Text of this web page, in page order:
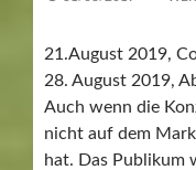
21.August 2019,
28. August 2019,
Auch wenn die
nicht auf dem
hat. Das Publikum